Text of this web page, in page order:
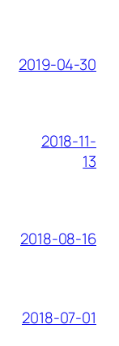
2019-04-30
2018-11-
13
2018-08-16
2018-07-01